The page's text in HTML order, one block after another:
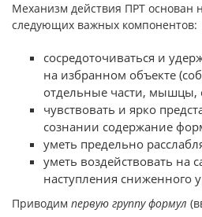
Механизм действия ПРТ основан
следующих важных компонентов:
сосредоточиваться и
на избранном объекте
отдельные части, мышцы,
чувствовать и ярко
сознании содержание
уметь предельно
уметь воздействовать на
наступления сниженного
Приводим первую группу формул